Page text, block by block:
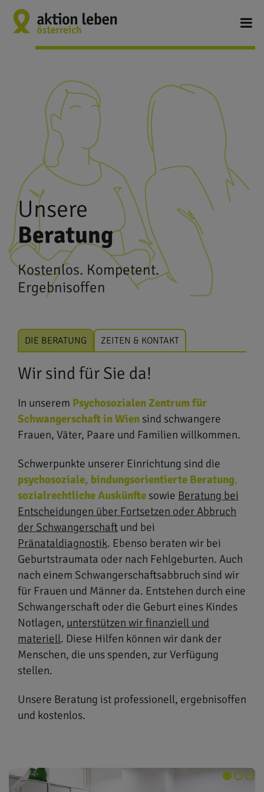
Unsere
Beratung
Kostenlos. Kompetent.
Ergebnisoffen
DIE BERATUNG ZEITEN & KONTAKT
Wir sind für Sie da!
In unserem Psychosozialen Zentrum für
Schwangerschaft in Wien sind schwangere
Frauen, Väter, Paare und Familien willkommen.
Schwerpunkte unserer Einrichtung sind die
psychosoziale, bindungsorientierte Beratung,
sozialrechtliche Auskünfte sowie Beratung bei
Entscheidungen über Fortsetzen oder Abbruch
der Schwangerschaft und bei
Pränataldiagnostik. Ebenso beraten wir bei
Geburtstraumata oder nach Fehlgeburten. Auch
nach einem Schwangerschaftsabbruch sind wir
für Frauen und Männer da. Entstehen durch eine
Schwangerschaft oder die Geburt eines Kindes
Notlagen, unterstützen wir finanziell und
materiell. Diese Hilfen können wir dank der
Menschen, die uns spenden, zur Verfügung
stellen.
Unsere Beratung ist professionell, ergebnisoffen
und kostenlos.